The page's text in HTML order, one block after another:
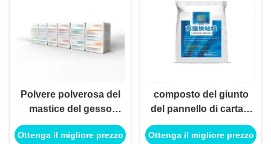
Polvere polverosa del
mastice del gesso
degli accessori del
soffitto del bordo di
Ottenga il migliore prezzo
composto del giunto
del pannello di carta e
gesso 25kg per il
muro a secco di
Ottenga il migliore prezzo